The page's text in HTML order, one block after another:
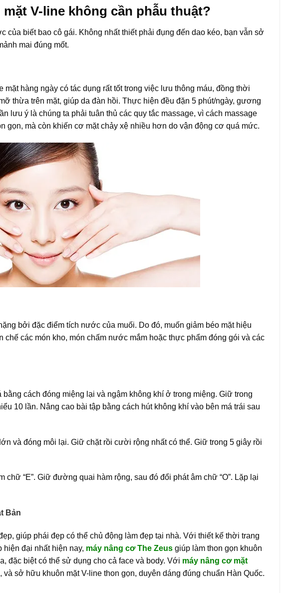
V-line không cần phẫu thuật?
của biết bao cô gái. Không nhất thiết phải đụng đến dao kéo, bạn vẫn sở
mai đúng mốt.
hàng ngày có tác dụng rất tốt trong việc lưu thông máu, đồng thời
thừa trên mặt, giúp da đàn hồi. Thực hiện đều đặn 5 phút/ngày, gương
lưu ý là chúng ta phải tuân thủ các quy tắc massage, vì cách massage
gọn, mà còn khiến cơ mặt chảy xệ nhiều hơn do vận động cơ quá mức.
bởi đặc điểm tích nước của muối. Do đó, muốn giảm béo mặt hiệu
chế các món kho, món chấm nước mắm hoặc thực phẩm đóng gói và các
cách đóng miệng lại và ngậm không khí ở trong miệng. Giữ trong
10 lần. Nâng cao bài tập bằng cách hút không khí vào bên má trái sau
và đóng môi lại. Giữ chặt rồi cười rộng nhất có thể. Giữ trong 5 giây rồi
chữ “E”. Giữ đường quai hàm rộng, sau đó đổi phát âm chữ “O”. Lặp lại
Bản
giúp phái đẹp có thể chủ động làm đẹp tại nhà. Với thiết kế thời trang
hiện đại nhất hiện nay, máy nâng cơ The Zeus giúp làm thon gọn khuôn
đặc biệt có thể sử dụng cho cả face và body. Với máy nâng cơ mặt
sở hữu khuôn mặt V-line thon gọn, duyên dáng đúng chuẩn Hàn Quốc.